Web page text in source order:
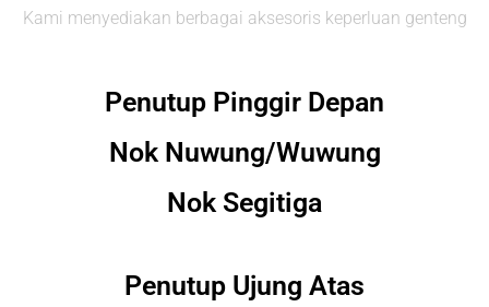
Kami menyediakan berbagai aksesoris keperluan genteng
Penutup Pinggir Depan
Nok Nuwung/Wuwung
Nok Segitiga
Penutup Ujung Atas